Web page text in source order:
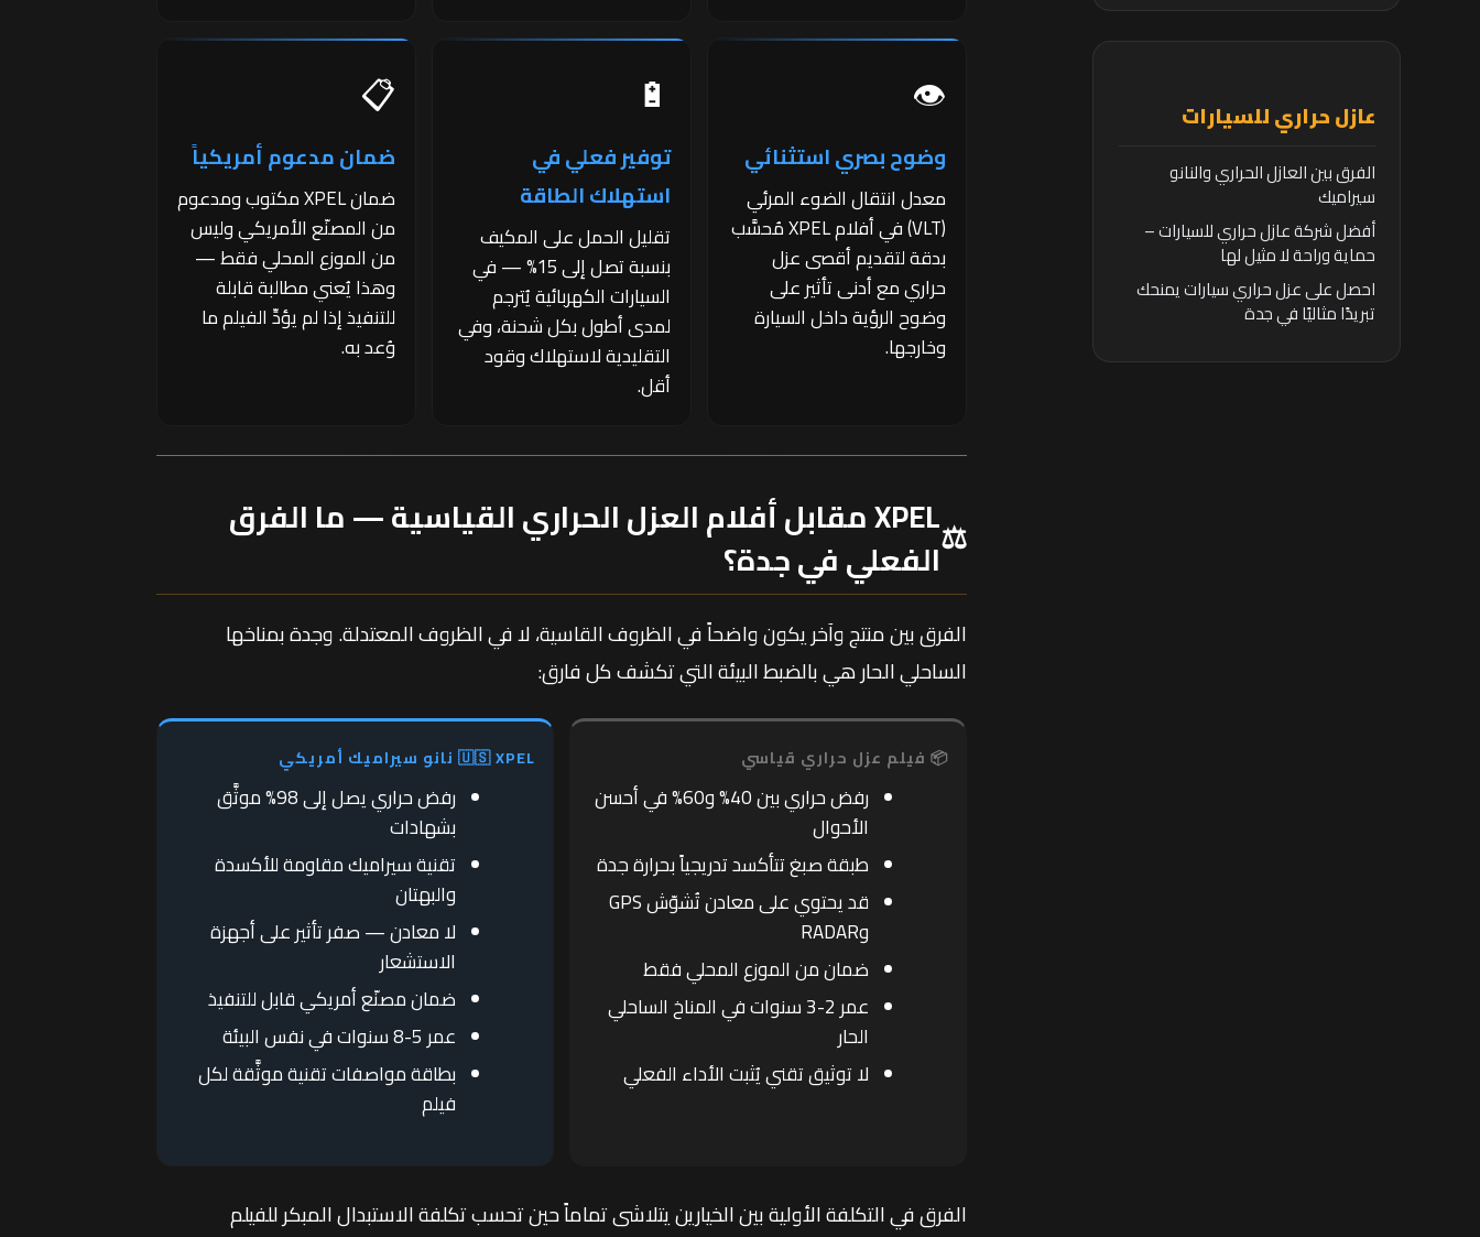
عازل حراري للسيارات
الفرق بين العازل الحراري والنانو
سيراميك
أفضل شركة عازل حراري للسيارات –
حماية وراحة لا مثيل لها
احصل على عزل حراري سيارات يمنحك
تبريدًا مثاليًا في جدة
👁️
وضوح بصري استثنائي
معدل انتقال الضوء المرئي
(VLT) في أفلام XPEL مُحسَّب
بدقة لتقديم أقصى عزل
حراري مع أدنى تأثير على
وضوح الرؤية داخل السيارة
وخارجها.
🔋
توفير فعلي في
استهلاك الطاقة
تقليل الحمل على المكيف
بنسبة تصل إلى 15% — في
السيارات الكهربائية يُترجم
لمدى أطول بكل شحنة، وفي
التقليدية لاستهلاك وقود
أقل.
📋
ضمان مدعوم أمريكياً
ضمان XPEL مكتوب ومدعوم
من المصنّع الأمريكي وليس
من الموزع المحلي فقط —
وهذا يُعني مطالبة قابلة
للتنفيذ إذا لم يؤدِّ الفيلم ما
وُعد به.
⚖️ XPEL مقابل أفلام العزل الحراري القياسية — ما الفرق
الفعلي في جدة؟
الفرق بين منتج وآخر يكون واضحاً في الظروف القاسية، لا في الظروف المعتدلة. وجدة بمناخها
الساحلي الحار هي بالضبط البيئة التي تكشف كل فارق:
📦 فيلم عزل حراري قياسي
رفض حراري بين 40% و60% في أحسن
الأحوال
طبقة صبغ تتأكسد تدريجياً بحرارة جدة
قد يحتوي على معادن تُشوّش GPS
وRADAR
ضمان من الموزع المحلي فقط
عمر 2-3 سنوات في المناخ الساحلي
الحار
لا توثيق تقني يُثبت الأداء الفعلي
🇺🇸 XPEL نانو سيراميك أمريكي
رفض حراري يصل إلى 98% موثَّق
بشهادات
تقنية سيراميك مقاومة للأكسدة
والبهتان
لا معادن — صفر تأثير على أجهزة
الاستشعار
ضمان مصنّع أمريكي قابل للتنفيذ
عمر 5-8 سنوات في نفس البيئة
بطاقة مواصفات تقنية موثَّقة لكل
فيلم
الفرق في التكلفة الأولية بين الخيارين يتلاشى تماماً حين تحسب تكلفة الاستبدال المبكر للفيلم